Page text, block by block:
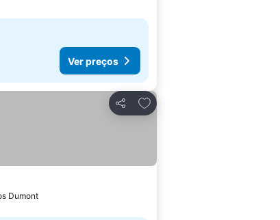
Ver preços
Partilhar
Adicionar aos favoritos
Dumont